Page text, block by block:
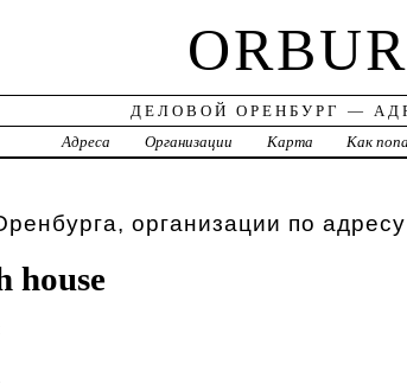
ДЕЛОВОЙ ОРЕНБУРГ —
Адреса
Организации Карта Как
организации по
house